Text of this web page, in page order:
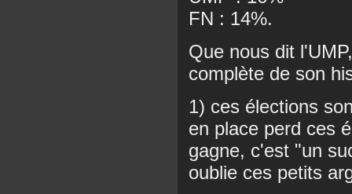
FN : 14%.
Que nous dit
complète de son
1) ces élections
en place perd ces
gagne, c'est "un
oublie ces petits